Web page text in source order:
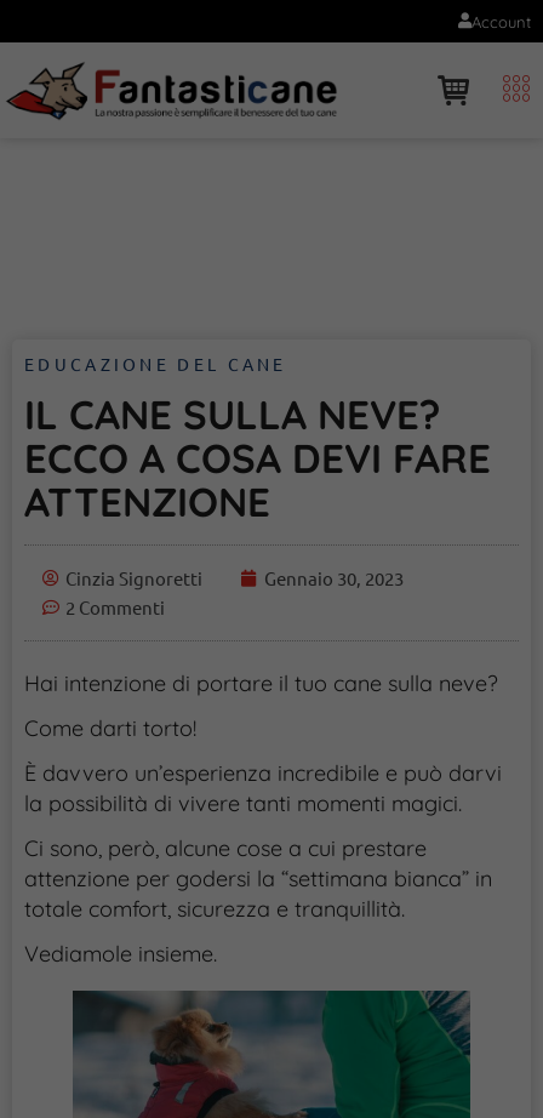
Account
EDUCAZIONE DEL CANE
IL CANE SULLA NEVE?
ECCO A COSA DEVI FARE
ATTENZIONE
Cinzia Signoretti
Gennaio 30, 2023
2 Commenti
Hai intenzione di portare il tuo cane sulla neve?
Come darti torto!
È davvero un’esperienza incredibile e può darvi
la possibilità di vivere tanti momenti magici.
Ci sono, però, alcune cose a cui prestare
attenzione per godersi la “settimana bianca” in
totale comfort, sicurezza e tranquillità.
Vediamole insieme.